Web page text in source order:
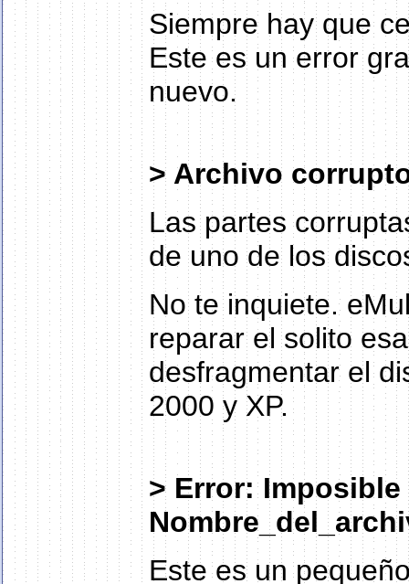
Siempre hay que
Este es un error
nuevo.
> Archivo
Las partes
de uno de los
No te inquiete.
reparar el solito
desfragmentar el
2000 y XP.
> Error:
Este es un